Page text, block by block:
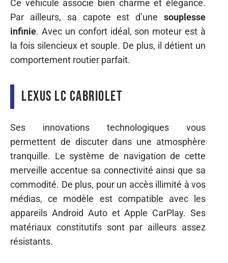
Ce véhicule associe bien charme et élégance.
Par ailleurs, sa capote est d’une souplesse
infinie. Avec un confort idéal, son moteur est à
la fois silencieux et souple. De plus, il détient un
comportement routier parfait.
Lexus LC cabriolet
Ses innovations technologiques vous
permettent de discuter dans une atmosphère
tranquille. Le système de navigation de cette
merveille accentue sa connectivité ainsi que sa
commodité. De plus, pour un accès illimité à vos
médias, ce modèle est compatible avec les
appareils Android Auto et Apple CarPlay. Ses
matériaux constitutifs sont par ailleurs assez
résistants.